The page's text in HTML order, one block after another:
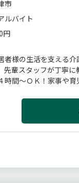
市
ルバイト
円
様の生活を支える介
先輩スタッフが丁寧
時間〜ＯＫ！家事や